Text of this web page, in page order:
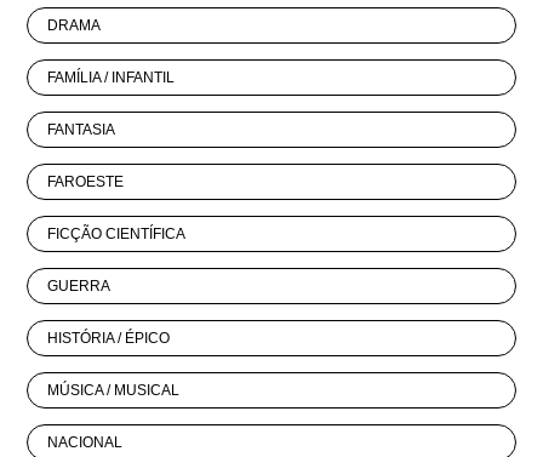
DRAMA
FAMÍLIA / INFANTIL
FANTASIA
FAROESTE
FICÇÃO CIENTÍFICA
GUERRA
HISTÓRIA / ÉPICO
MÚSICA / MUSICAL
NACIONAL